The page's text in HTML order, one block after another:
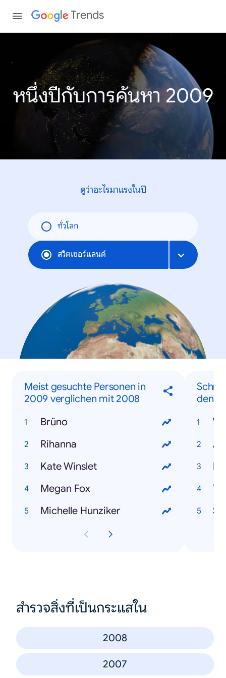
Trends
หนึ่งปีกับการค้นหา 2009
ดูว่าอะไรมาแรงในปี
ทั่วโลก
สวิตเซอร์แลนด์
Meist gesuchte Personen in
2009 verglichen mit 2008
Brüno
Rihanna
Kate Winslet
Megan Fox
Michelle Hunziker
den
สำรวจสิ่งที่เป็นกระแสใน
2008
2007